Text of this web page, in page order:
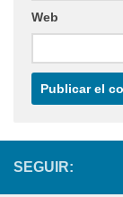
Web
SEGUIR: